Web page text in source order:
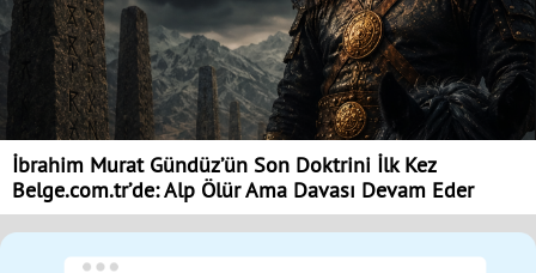
İbrahim Murat Gündüz’ün Son Doktrini İlk Kez
Belge.com.tr’de: Alp Ölür Ama Davası Devam Eder